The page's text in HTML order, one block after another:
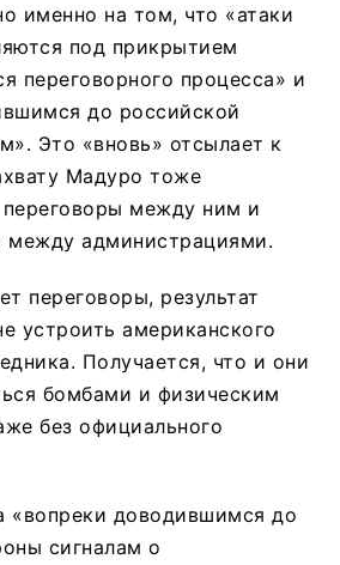
именно на том, что «атаки
под прикрытием
переговорного процесса» и
до российской
Это «вновь» отсылает к
Мадуро тоже
между ним и
между администрациями.
переговоры, результат
устроить американского
Получается, что и они
бомбами и физическим
без официального
«вопреки доводившимся до
сигналам о